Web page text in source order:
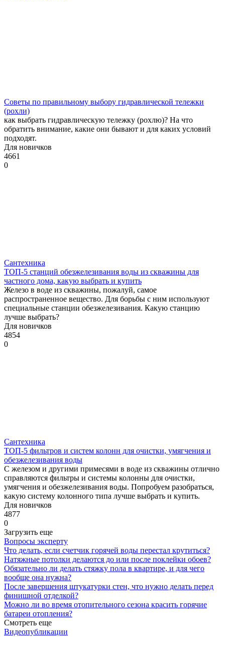
Советы по правильному выбору гидравлической тележки
(рохли)
как выбрать гидравлическую тележку (рохлю)? На что
обратить внимание, какие они бывают и для каких условий
подходят.
Для новичков
4661
0
Сантехника
ТОП-5 станций обезжелезивания воды из скважины для
частного дома, какую выбрать и купить
Железо в воде из скважины, пожалуй, самое
распространенное вещество. Для борьбы с ним используют
специальные станции обезжелезивания. Какую станцию
лучше выбрать?
Для новичков
4854
0
Сантехника
ТОП-5 фильтров и систем колонн для очистки, умягчения и
обезжелезивания воды
С железом и другими примесями в воде из скважины отлично
справляются фильтры и системы колонны для очистки,
умягчения и обезжелезивания воды. Попробуем разобраться,
какую систему колонного типа лучше выбрать и купить.
Для новичков
4877
0
Загрузить еще
Вопросы эксперту
Что делать, если счетчик горячей воды перестал крутиться?
Натяжные потолки делаются до или после поклейки обоев?
Обязательно ли делать стяжку пола в квартире, и для чего
вообще она нужна?
После завершения штукатурки стен, что нужно делать перед
финишной отделкой?
Можно ли во время отопительного сезона красить горячие
батареи отопления?
Смотреть еще
Видеопубликации